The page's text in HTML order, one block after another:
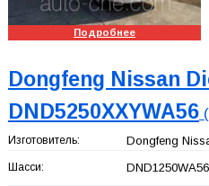
Подробнее
Dongfeng Nissan
DND5250XXYWA56
Изготовитель: Dongfeng
Шасси: DND1250WA56